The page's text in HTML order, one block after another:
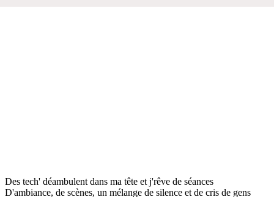
Des tech' déambulent dans ma tête et j'rêve de séances
D'ambiance, de scènes, un mélange de silence et de cris de gens